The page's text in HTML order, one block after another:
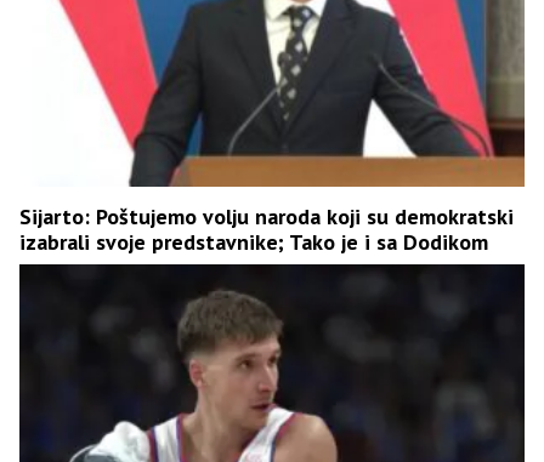
Sijarto: Poštujemo volju naroda koji su demokratski
izabrali svoje predstavnike; Tako je i sa Dodikom